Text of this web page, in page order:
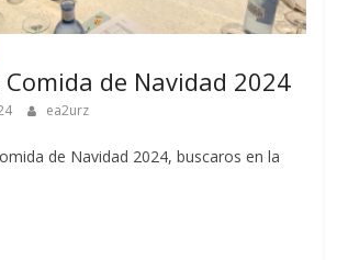
Comida de Navidad 2024
ea2urz
de Navidad 2024, buscaros en la